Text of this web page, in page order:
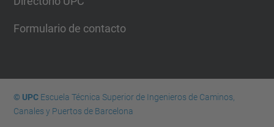
Formulario de contacto
© UPCEscuela Técnica Superior de Ingenieros de Caminos,
Canales y Puertos de Barcelona